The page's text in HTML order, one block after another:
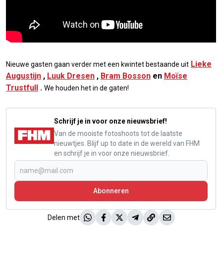
Nieuwe gasten gaan verder met een kwintet bestaande uit Lieke
Augustijn , Luuk Dresen , Bram Bosson en Moïse
Trustfull . We houden het in de gaten!
Schrijf je in voor onze nieuwsbrief!
Van de mooiste fotoshoots tot de laatste
nieuwtjes. Blijf up to date in de wereld van FHM
en schrijf je in voor onze nieuwsbrief.
Abonneren
Delen met